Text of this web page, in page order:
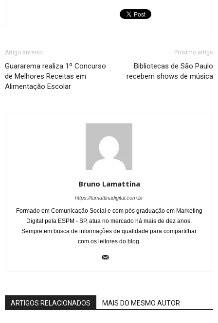
Artigo anterior
Guararema realiza 1º Concurso
de Melhores Receitas em
Alimentação Escolar
Próximo artigo
Bibliotecas de São Paulo
recebem shows de música
Bruno Lamattina
https://lamattinadigital.com.br
Formado em Comunicação Social e com pós graduação em Marketing
Digital pela ESPM - SP, atua no mercado há mais de dez anos.
Sempre em busca de informações de qualidade para compartilhar
com os leitores do blog.
ARTIGOS RELACIONADOS MAIS DO MESMO AUTOR